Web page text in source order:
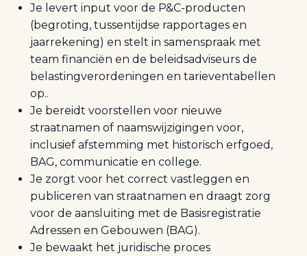
Je levert input voor de P&C-producten
(begroting, tussentijdse rapportages en
jaarrekening) en stelt in samenspraak met
team financiën en de beleidsadviseurs de
belastingverordeningen en tarieventabellen
op..
Je bereidt voorstellen voor nieuwe
straatnamen of naamswijzigingen voor,
inclusief afstemming met historisch erfgoed,
BAG, communicatie en college.
Je zorgt voor het correct vastleggen en
publiceren van straatnamen en draagt zorg
voor de aansluiting met de Basisregistratie
Adressen en Gebouwen (BAG).
Je bewaakt het juridische proces